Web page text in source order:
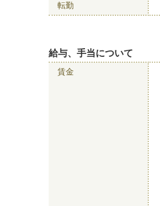
転勤
給与、手当について
賃金